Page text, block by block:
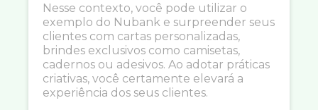
Nesse contexto, você pode utilizar o
exemplo do Nubank e surpreender seus
clientes com cartas personalizadas,
brindes exclusivos como camisetas,
cadernos ou adesivos. Ao adotar práticas
criativas, você certamente elevará a
experiência dos seus clientes.